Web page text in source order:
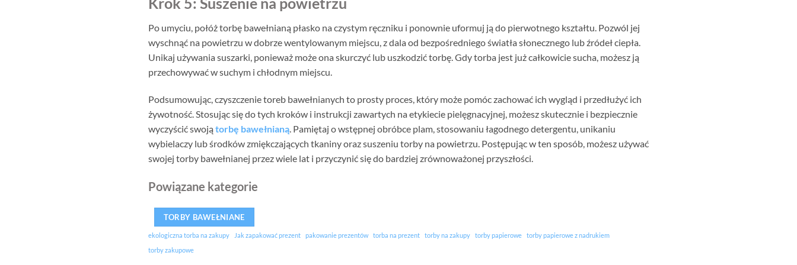
Po umyciu, połóż torbę bawełnianą płasko na czystym ręczniku i ponownie uformuj ją do pierwotnego kształtu. Pozwól jej
wyschnąć na powietrzu w dobrze wentylowanym miejscu, z dala od bezpośredniego światła słonecznego lub źródeł ciepła.
Unikaj używania suszarki, ponieważ może ona skurczyć lub uszkodzić torbę. Gdy torba jest już całkowicie sucha, możesz ją
przechowywać w suchym i chłodnym miejscu.
Podsumowując, czyszczenie toreb bawełnianych to prosty proces, który może pomóc zachować ich wygląd i przedłużyć ich
żywotność. Stosując się do tych kroków i instrukcji zawartych na etykiecie pielęgnacyjnej, możesz skutecznie i bezpiecznie
wyczyścić swoją torbę bawełnianą. Pamiętaj o wstępnej obróbce plam, stosowaniu łagodnego detergentu, unikaniu
wybielaczy lub środków zmiękczających tkaniny oraz suszeniu torby na powietrzu. Postępując w ten sposób, możesz używać
swojej torby bawełnianej przez wiele lat i przyczynić się do bardziej zrównoważonej przyszłości.
Powiązane kategorie
TORBY BAWEŁNIANE
ekologiczna torba na zakupy Jak zapakować prezent pakowanie prezentów torba na prezent torby na zakupy torby papierowe
torby papierowe z nadrukiem
torby zakupowe